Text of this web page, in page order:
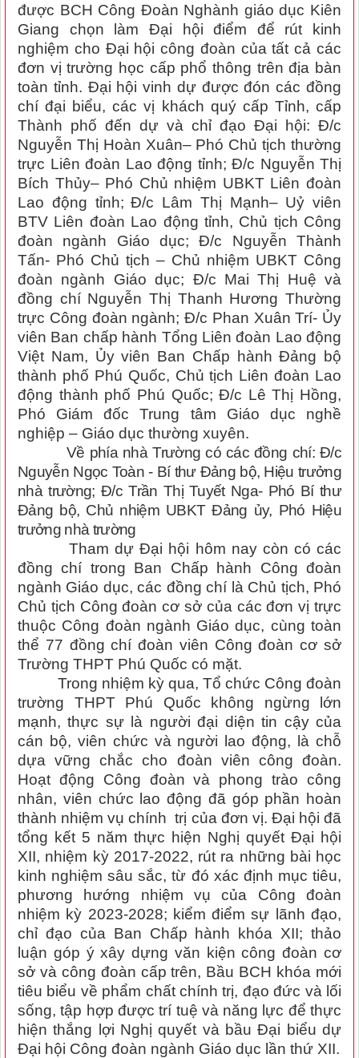
được BCH Công Đoàn Nghành giáo dục Kiên
Giang chọn làm Đại hội điểm để rút kinh
nghiệm cho Đại hội công đoàn của tất cả các
đơn vị trường học cấp phổ thông trên địa bàn
toàn tỉnh. Đại hội vinh dự được đón các đồng
chí đại biểu, các vị khách quý cấp Tỉnh, cấp
Thành phố đến dự và chỉ đạo Đại hội: Đ/c
Nguyễn Thị Hoàn Xuân– Phó Chủ tịch thường
trực Liên đoàn Lao động tỉnh; Đ/c Nguyễn Thị
Bích Thủy– Phó Chủ nhiệm UBKT Liên đoàn
Lao động tỉnh; Đ/c Lâm Thị Mạnh– Uỷ viên
BTV Liên đoàn Lao động tỉnh, Chủ tịch Công
đoàn ngành Giáo dục; Đ/c Nguyễn Thành
Tấn- Phó Chủ tịch – Chủ nhiệm UBKT Công
đoàn ngành Giáo dục; Đ/c Mai Thị Huệ và
đồng chí Nguyễn Thị Thanh Hương Thường
trực Công đoàn ngành; Đ/c Phan Xuân Trí- Ủy
viên Ban chấp hành Tổng Liên đoàn Lao động
Việt Nam, Ủy viên Ban Chấp hành Đảng bộ
thành phố Phú Quốc, Chủ tịch Liên đoàn Lao
động thành phố Phú Quốc; Đ/c Lê Thị Hồng,
Phó Giám đốc Trung tâm Giáo dục nghề
nghiệp – Giáo dục thường xuyên.
Về phía nhà Trường có các đồng chí: Đ/c
Nguyễn Ngọc Toàn - Bí thư Đảng bộ, Hiệu trưởng
nhà trường; Đ/c Trần Thị Tuyết Nga- Phó Bí thư
Đảng bộ, Chủ nhiệm UBKT Đảng ủy, Phó Hiệu
trưởng nhà trường
Tham dự Đại hội hôm nay còn có các
đồng chí trong Ban Chấp hành Công đoàn
ngành Giáo dục, các đồng chí là Chủ tịch, Phó
Chủ tịch Công đoàn cơ sở của các đơn vị trực
thuộc Công đoàn ngành Giáo dục, cùng toàn
thể 77 đồng chí đoàn viên Công đoàn cơ sở
Trường THPT Phú Quốc có mặt.
Trong nhiệm kỳ qua, Tổ chức Công đoàn
trường THPT Phú Quốc không ngừng lớn
mạnh, thực sự là người đại diện tin cậy của
cán bộ, viên chức và người lao động, là chỗ
dựa vững chắc cho đoàn viên công đoàn.
Hoạt động Công đoàn và phong trào công
nhân, viên chức lao động đã góp phần hoàn
thành nhiệm vụ chính trị của đơn vị. Đại hội đã
tổng kết 5 năm thực hiện Nghị quyết Đại hội
XII, nhiệm kỳ 2017-2022, rút ra những bài học
kinh nghiệm sâu sắc, từ đó xác định mục tiêu,
phương hướng nhiệm vụ của Công đoàn
nhiệm kỳ 2023-2028; kiểm điểm sự lãnh đạo,
chỉ đạo của Ban Chấp hành khóa XII; thảo
luận góp ý xây dựng văn kiện công đoàn cơ
sở và công đoàn cấp trên, Bầu BCH khóa mới
tiêu biểu về phẩm chất chính trị, đạo đức và lối
sống, tập hợp được trí tuệ và năng lực để thực
hiện thắng lợi Nghị quyết và bầu Đại biểu dự
Đại hội Công đoàn ngành Giáo dục lần thứ XII.